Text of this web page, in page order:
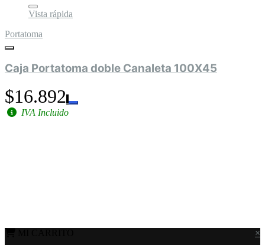
Vista rápida
Portatoma
Caja Portatoma doble Canaleta 100X45
$16.892
IVA Incluido
×